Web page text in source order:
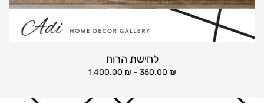
לחישת הרוח
350.00 ₪
–
1,400.00 ₪